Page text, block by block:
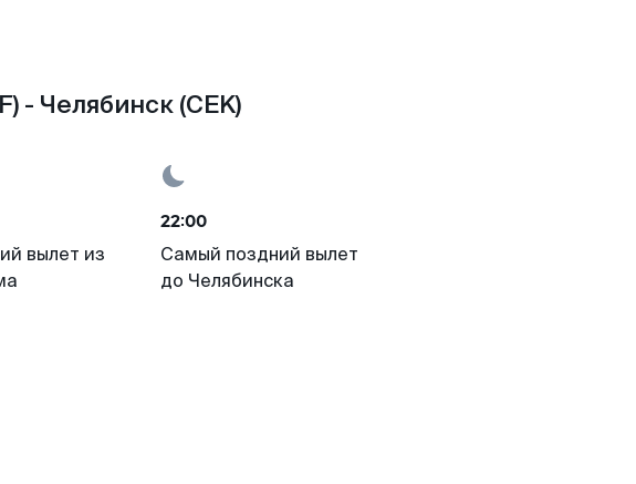
- Челябинск (CEK)
вылет из
22:00
Самый поздний вылет
до Челябинска